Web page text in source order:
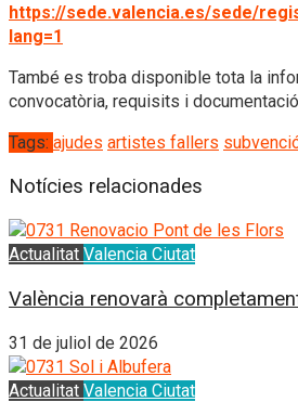
https://sede.valencia.es/sede/
lang=1
També es troba disponible tota la
convocatòria, requisits i
Tags: ajudes artistes fallers
Notícies relacionades
Actualitat Valencia Ciutat
València renovarà
31 de juliol de 2026
Actualitat Valencia Ciutat